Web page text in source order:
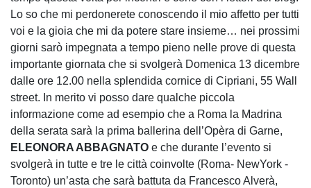
Lo so che mi perdonerete conoscendo il mio affetto per tutti
voi e la gioia che mi da potere stare insieme… nei prossimi
giorni sarò impegnata a tempo pieno nelle prove di questa
importante giornata che si svolgerà Domenica 13 dicembre
dalle ore 12.00 nella splendida cornice di Cipriani, 55 Wall
street. In merito vi posso dare qualche piccola
informazione come ad esempio che a Roma la Madrina
della serata sarà la prima ballerina dell’Opèra di Garne,
ELEONORA ABBAGNATO e che durante l’evento si
svolgerà in tutte e tre le città coinvolte (Roma- NewYork -
Toronto) un’asta che sarà battuta da Francesco Alverà,